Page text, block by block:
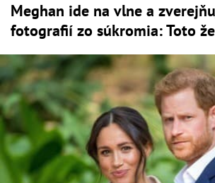
Meghan ide na vlne a
fotografií zo súkromia: Toto